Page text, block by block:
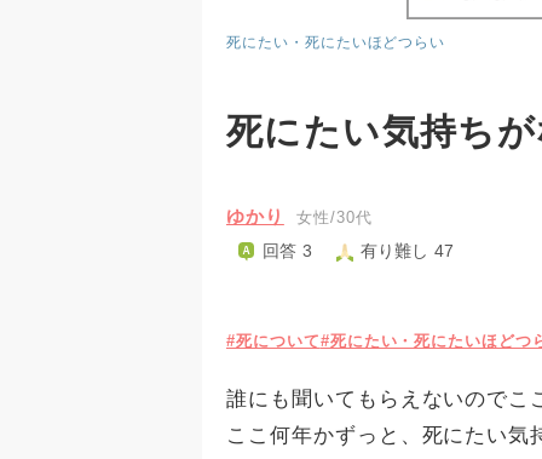
死にたい・死にたいほどつらい
死にたい気持ち
ゆかり 女性/30代
回答 3 有り難し 47
#死について#死にたい・死にたいほどつ
誰にも聞いてもらえないのでこ
ここ何年かずっと、死にたい気